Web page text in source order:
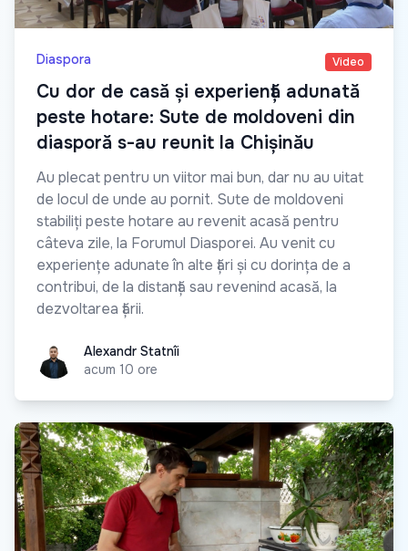
Diaspora Video
Cu dor de casă și experiență adunată
peste hotare: Sute de moldoveni din
diasporă s-au reunit la Chișinău
Au plecat pentru un viitor mai bun, dar nu au uitat
de locul de unde au pornit. Sute de moldoveni
stabiliți peste hotare au revenit acasă pentru
câteva zile, la Forumul Diasporei. Au venit cu
experiențe adunate în alte țări și cu dorința de a
contribui, de la distanță sau revenind acasă, la
dezvoltarea țării.
Alexandr Statnîi
Alexandr Statnîi
acum 10 ore